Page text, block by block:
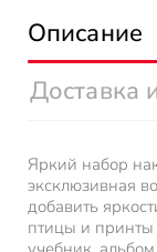
Описание
Доставка
Яркий набор
эксклюзивная
добавить
птицы и принты